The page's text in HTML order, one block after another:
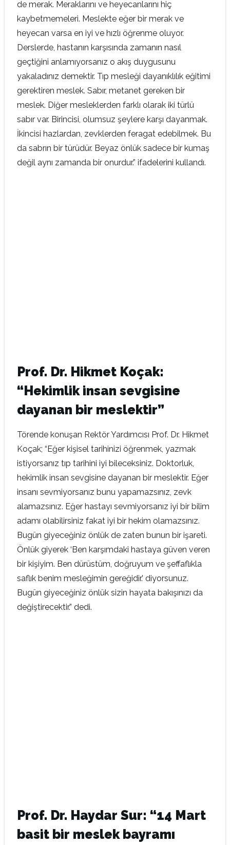
de merak. Meraklarını ve heyecanlarını hiç
kaybetmemeleri. Meslekte eğer bir merak ve
heyecan varsa en iyi ve hızlı öğrenme oluyor.
Derslerde, hastanın karşısında zamanın nasıl
geçtiğini anlamıyorsanız o akış duygusunu
yakaladınız demektir. Tıp mesleği dayanıklılık eğitimi
gerektiren meslek. Sabır, metanet gereken bir
meslek. Diğer mesleklerden farklı olarak iki türlü
sabır var. Birincisi, olumsuz şeylere karşı dayanmak.
İkincisi hazlardan, zevklerden feragat edebilmek. Bu
da sabrın bir türüdür. Beyaz önlük sadece bir kumaş
değil aynı zamanda bir onurdur.” ifadelerini kullandı.
Prof. Dr. Hikmet Koçak:
“Hekimlik insan sevgisine
dayanan bir meslektir”
Törende konuşan Rektör Yardımcısı Prof. Dr. Hikmet
Koçak; “Eğer kişisel tarihinizi öğrenmek, yazmak
istiyorsanız tıp tarihini iyi bileceksiniz. Doktorluk,
hekimlik insan sevgisine dayanan bir meslektir. Eğer
insanı sevmiyorsanız bunu yapamazsınız, zevk
alamazsınız. Eğer hastayı sevmiyorsanız iyi bir bilim
adamı olabilirsiniz fakat iyi bir hekim olamazsınız.
Bugün giyeceğiniz önlük de zaten bunun bir işareti.
Önlük giyerek ‘Ben karşımdaki hastaya güven veren
bir kişiyim. Ben dürüstüm, doğruyum ve şeffaflıkla
saflık benim mesleğimin gereğidir.’ diyorsunuz.
Bugün giyeceğiniz önlük sizin hayata bakışınızı da
değiştirecektir.” dedi.
Prof. Dr. Haydar Sur: “14 Mart
basit bir meslek bayramı